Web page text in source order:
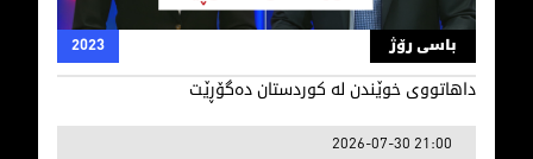
داهاتووی خوێندن لە کوردستان دەگۆڕێت
باسی رۆژ 2023
داهاتووی خوێندن لە کوردستان دەگۆڕێت
2026-07-30 21:00